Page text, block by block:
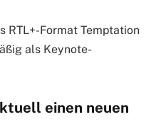
RTL+-Format Temptation
als Keynote-
einen neuen